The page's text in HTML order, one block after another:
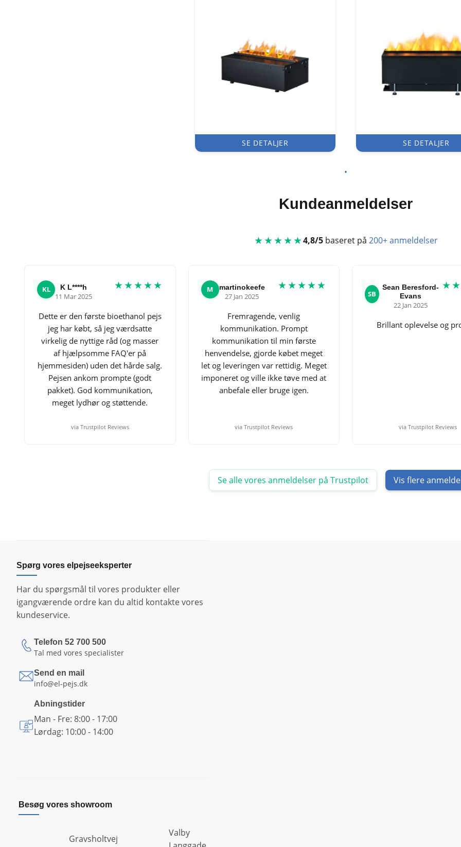
SE DETALJER SE DETALJER
Kundeanmeldelser
★★★★★4,8/5baseret på 200+ anmeldelser
KL K L****h
11 Mar 2025
★★★★★
Dette er den første bioethanol pejs
jeg har købt, så jeg værdsatte
virkelig de nyttige råd (og masser
af hjælpsomme FAQ'er på
hjemmesiden) uden det hårde salg.
Pejsen ankom prompte (godt
pakket). God kommunikation,
meget lydhør og støttende.
via Trustpilot Reviews
M martinokeefe
27 Jan 2025
★★★★★
Fremragende, venlig
kommunikation. Prompt
kommunikation til min første
henvendelse, gjorde købet meget
let og leveringen var rettidig. Meget
imponeret og ville ikke tøve med at
anbefale eller bruge igen.
via Trustpilot Reviews
SB
Sean Beresford-
Evans
22 Jan 2025
Brillant oplevelse og
via Trustpilot Reviews
Se alle vores anmeldelser på Trustpilot Vis flere
Spørg vores elpejseeksperter
Har du spørgsmål til vores produkter eller
igangværende ordre kan du altid kontakte vores
kundeservice.
Telefon 52 700 500
Tal med vores specialister
Send en mail
info@el-pejs.dk
Abningstider
Man - Fre: 8:00 - 17:00
Lørdag: 10:00 - 14:00
Besøg vores showroom
Gravsholtvej
Valby